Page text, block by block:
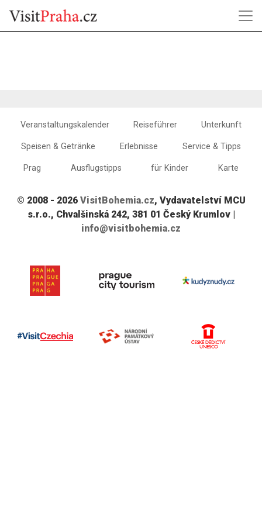
Veranstaltungskalender Reiseführer Unterkunft
Speisen & Getränke Erlebnisse Service & Tipps
Prag Ausflugstipps für Kinder Karte
© 2008 - 2026 VisitBohemia.cz, Vydavatelství MCU
s.r.o., Chvalšinská 242, 381 01 Český Krumlov |
info@visitbohemia.cz